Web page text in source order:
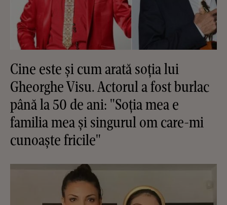
Cine este și cum arată soția lui
Gheorghe Visu. Actorul a fost burlac
până la 50 de ani: "Soția mea e
familia mea și singurul om care-mi
cunoaște fricile"